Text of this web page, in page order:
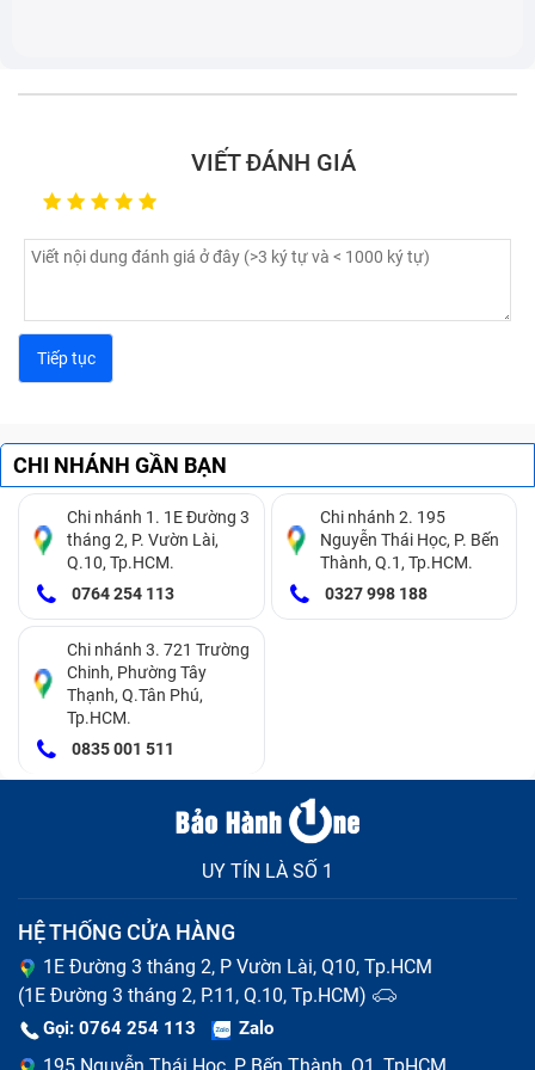
Cũng có thể do pin điện thoại bị hư nên có thể sạc
do pin hay do chân sạc, hãy mang đến trung tâm uy
tín để xác định rõ hơn.
Một số cách khắc phục chân sạc điện
thoại bị lỗi
Vệ sinh cổng sạc Samsung A02S điện thoại
Cổng sạc điện thoại sử dụng lâu ngày có thể bị bám
bụi hoặc xơ vải, khiến tiếp xúc giữa chân sạc và cổng
hoặc dùng bình xịt khí nén để thổi bụi ra ngoài, nhẹ
nhàng làm sạch bên trong cổng sạc, nhớ tắt nguồn
điện thoại trước khi vệ sinh.
Nếu phát hiện chân sạc Samsung A02S có vết rỉ sét
hoặc oxy hóa, bạn có thể dùng bông tẩm cồn 90 độ để
VIẾT ĐÁNH GIÁ
CHI NHÁNH GẦN BẠN
Chi nhánh 1. 1E Đường 3
tháng 2, P. Vườn Lài,
Q.10, Tp.HCM.
0764 254 113
Chi nhánh 2. 195
Nguyễn Thái Học, P. Bến
Thành, Q.1, Tp.HCM.
0327 998 188
Chi nhánh 3. 721 Trường
Chinh, Phường Tây
Thạnh, Q.Tân Phú,
Tp.HCM.
0835 001 511
UY TÍN LÀ SỐ 1
HỆ THỐNG CỬA HÀNG
1E Đường 3 tháng 2, P Vườn Lài, Q10, Tp.HCM
(1E Đường 3 tháng 2, P.11, Q.10, Tp.HCM)
Gọi: 0764 254 113 Zalo